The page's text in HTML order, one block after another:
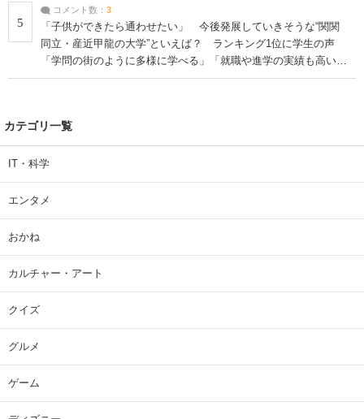
5
コメント数： 3
「子供ができたら通わせたい」 今後発展していきそうな“関関
同立・産近甲龍の大学”といえば？ ランキング1位に学生の声
「学問の街のように多様に学べる」「就職や進学の実績も高い」
| 大学 ねとらぼリサーチ
カテゴリ一覧
IT・科学
エンタメ
おかね
カルチャー・アート
クイズ
グルメ
ゲーム